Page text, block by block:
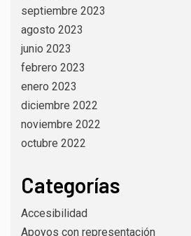
septiembre 2023
agosto 2023
junio 2023
febrero 2023
enero 2023
diciembre 2022
noviembre 2022
octubre 2022
Categorías
Accesibilidad
Apoyos con representación